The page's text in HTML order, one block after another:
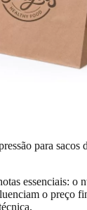
para sacos
essenciais: o
o preço